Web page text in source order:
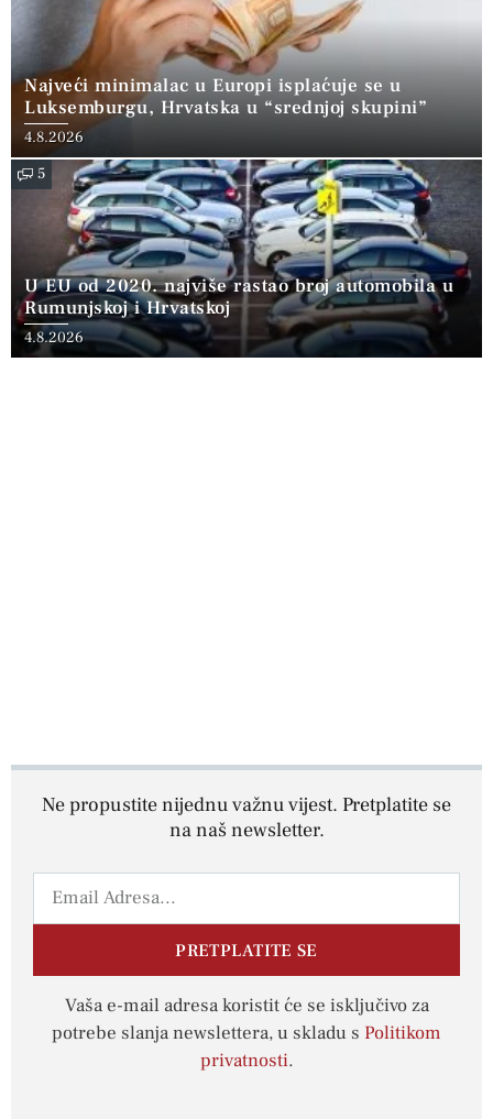
Najveći minimalac u Europi isplaćuje se u
Luksemburgu, Hrvatska u “srednjoj skupini”
4.8.2026
5
U EU od 2020. najviše rastao broj automobila u
Rumunjskoj i Hrvatskoj
4.8.2026
Ne propustite nijednu važnu vijest. Pretplatite se
na naš newsletter.
PRETPLATITE SE
Vaša e-mail adresa koristit će se isključivo za
potrebe slanja newslettera, u skladu s Politikom
privatnosti.